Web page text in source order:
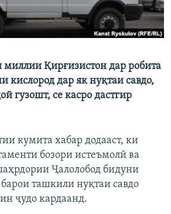
Қирғизистон дар робита
кислород дар як нуқтаи савдо,
гузошт, се касро дастгир
кумита хабар додааст, ки
бозори истеъмолӣ ва
Ҷалолобод бидуни
ташкили нуқтаи савдо
ҷудо кардаанд.